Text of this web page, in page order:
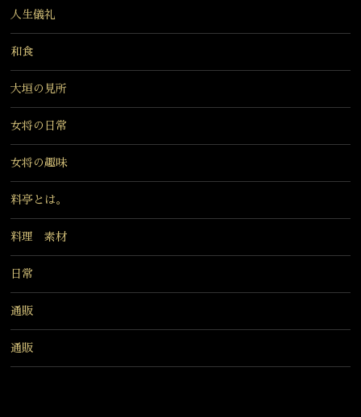
人生儀礼
和食
大垣の見所
女将の日常
女将の趣味
料亭とは。
料理 素材
日常
通販
通販